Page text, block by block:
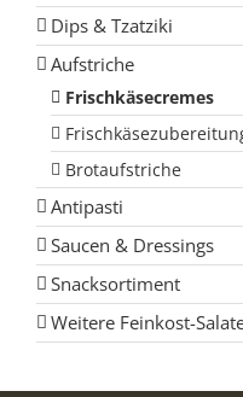
Dips & Tzatziki
Aufstriche
Frischkäsecremes
Brotaufstriche
Antipasti
Saucen & Dressings
Snacksortiment
Weitere Feinkost-